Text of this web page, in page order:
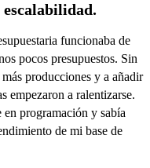
funcionaba de
pocos presupuestos. Sin
producciones y a añadir
empezaron a ralentizarse.
programación y sabía
de mi base de